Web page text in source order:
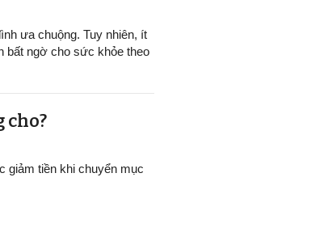
ưa chuộng. Tuy nhiên, ít
bất ngờ cho sức khỏe theo
cho?
giảm tiền khi chuyển mục